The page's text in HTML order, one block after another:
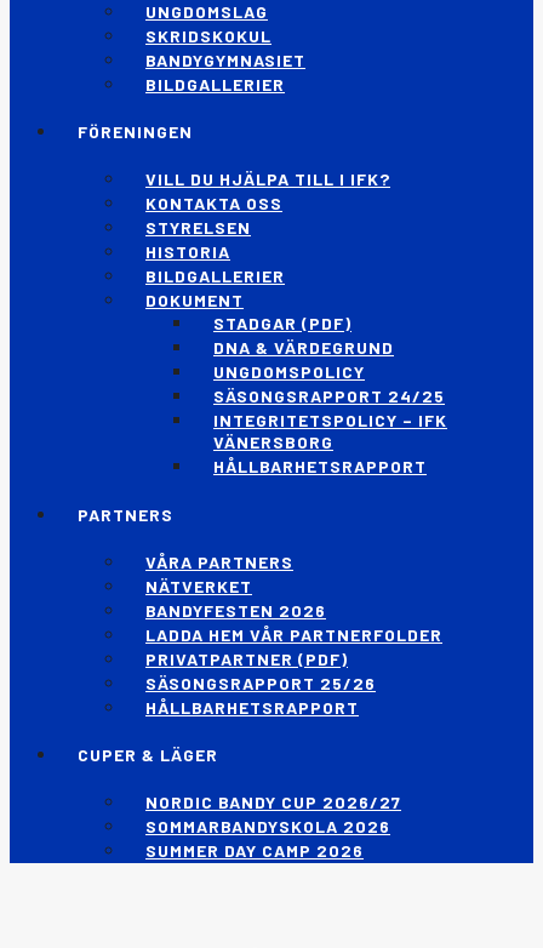
UNGDOMSLAG
SKRIDSKOKUL
BANDYGYMNASIET
BILDGALLERIER
FÖRENINGEN
VILL DU HJÄLPA TILL I IFK?
KONTAKTA OSS
STYRELSEN
HISTORIA
BILDGALLERIER
DOKUMENT
STADGAR (PDF)
DNA & VÄRDEGRUND
UNGDOMSPOLICY
SÄSONGSRAPPORT 24/25
INTEGRITETSPOLICY – IFK
VÄNERSBORG
HÅLLBARHETSRAPPORT
PARTNERS
VÅRA PARTNERS
NÄTVERKET
BANDYFESTEN 2026
LADDA HEM VÅR PARTNERFOLDER
PRIVATPARTNER (PDF)
SÄSONGSRAPPORT 25/26
HÅLLBARHETSRAPPORT
CUPER & LÄGER
NORDIC BANDY CUP 2026/27
SOMMARBANDYSKOLA 2026
SUMMER DAY CAMP 2026